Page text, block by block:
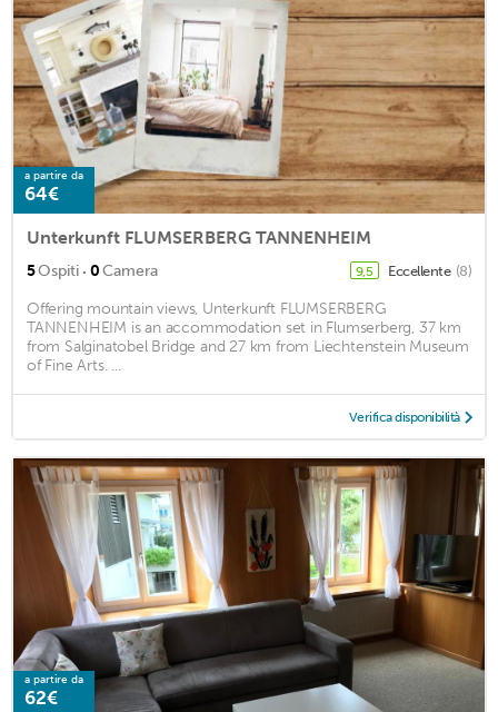
a partire da
64€
Unterkunft FLUMSERBERG TANNENHEIM
5Ospiti · 0Camera 9,5 Eccellente (8)
Offering mountain views, Unterkunft FLUMSERBERG
TANNENHEIM is an accommodation set in Flumserberg, 37 km
from Salginatobel Bridge and 27 km from Liechtenstein Museum
of Fine Arts. ...
Verifica disponibilità
a partire da
62€